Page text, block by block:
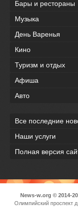
Бары и рестораны
Музыка
День Варенья
Кино
Туризм и отдых
Афиша
Авто
Все последние
Наши услуги
Полная версия
News-w.org © 2014-
Олимпийский проспект